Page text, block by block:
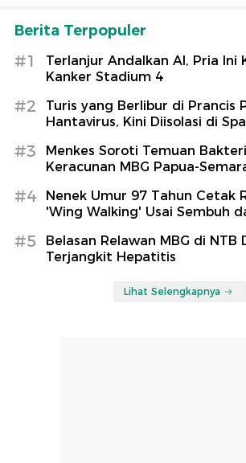
Berita Terpopuler
#1
Terlanjur Andalkan AI, Pria Ini
Kanker Stadium 4
#2
Turis yang Berlibur di Prancis
Hantavirus, Kini Diisolasi di
#3
Menkes Soroti Temuan
Keracunan MBG Papua-
#4
Nenek Umur 97 Tahun Cetak
'Wing Walking' Usai Sembuh
#5
Belasan Relawan MBG di NTB
Terjangkit Hepatitis
Lihat Selengkapnya